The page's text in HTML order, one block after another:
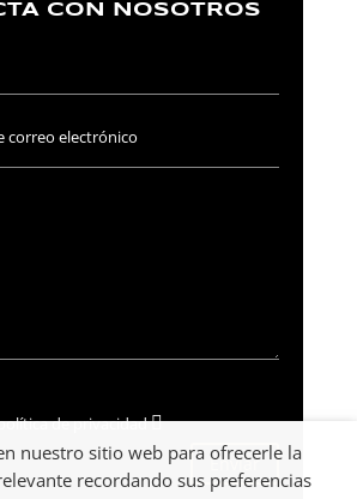
CON NOSOTROS
de privacidad
Enviar
nuestro sitio web para ofrecerle la
recordando sus preferencias